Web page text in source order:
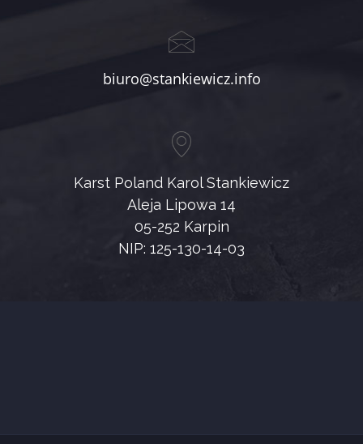
biuro@stankiewicz.info
Karst Poland Karol Stankiewicz
Aleja Lipowa 14
05-252 Karpin
NIP: 125-130-14-03